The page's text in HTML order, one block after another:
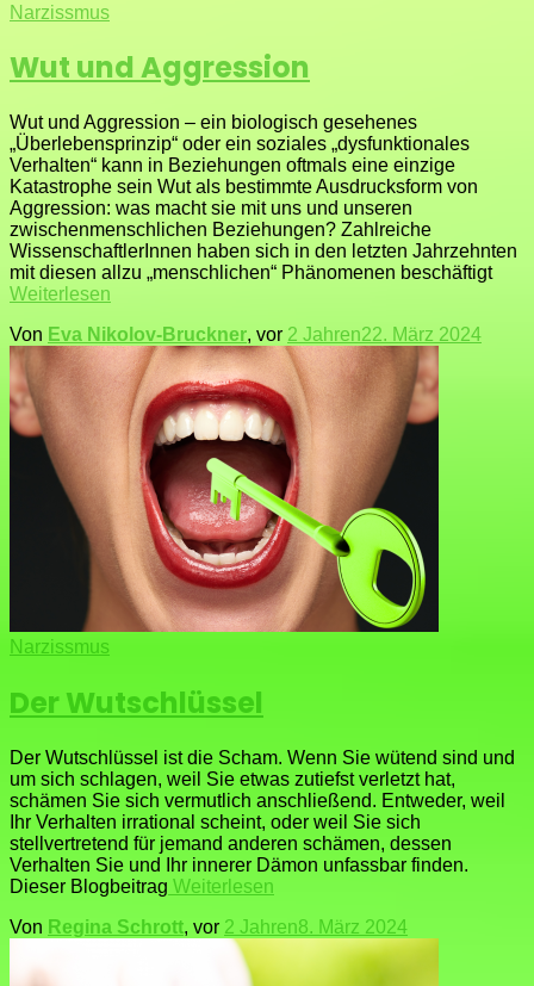
Narzissmus
Wut und Aggression
Wut und Aggression – ein biologisch gesehenes
„Überlebensprinzip“ oder ein soziales „dysfunktionales
Verhalten“ kann in Beziehungen oftmals eine einzige
Katastrophe sein Wut als bestimmte Ausdrucksform von
Aggression: was macht sie mit uns und unseren
zwischenmenschlichen Beziehungen? Zahlreiche
WissenschaftlerInnen haben sich in den letzten Jahrzehnten
mit diesen allzu „menschlichen“ Phänomenen beschäftigt
Weiterlesen
Von Eva Nikolov-Bruckner, vor 2 Jahren22. März 2024
Narzissmus
Der Wutschlüssel
Der Wutschlüssel ist die Scham. Wenn Sie wütend sind und
um sich schlagen, weil Sie etwas zutiefst verletzt hat,
schämen Sie sich vermutlich anschließend. Entweder, weil
Ihr Verhalten irrational scheint, oder weil Sie sich
stellvertretend für jemand anderen schämen, dessen
Verhalten Sie und Ihr innerer Dämon unfassbar finden.
Dieser Blogbeitrag Weiterlesen
Von Regina Schrott, vor 2 Jahren8. März 2024